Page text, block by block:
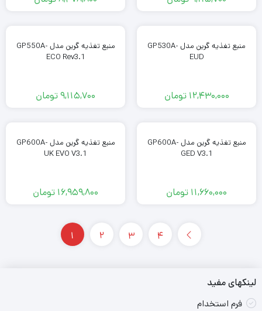
منبع تغذیه گرین مدل GP530A-
EUD
12,430,000 تومان
منبع تغذیه گرین مدل GP550A-
ECO Rev3.1
9,115,700تومان
منبع تغذیه گرین مدل GP600A-
GED V3.1
11,660,000 تومان
منبع تغذیه گرین مدل GP600A-
UK EVO V3.1
16,959,800 تومان
1 2 3 4
لینکهای مفید
فرم استخدام